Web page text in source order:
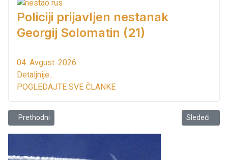
Policiji prijavljen nestanak
Georgij Solomatin (21)
04. Avgust. 2026.
Detaljnije...
POGLEDAJTE SVE ČLANKE
Prethodni članak: Vodovodna i kanalizaciona infrastruktura u
Prethodni Sledeći
Sledeći